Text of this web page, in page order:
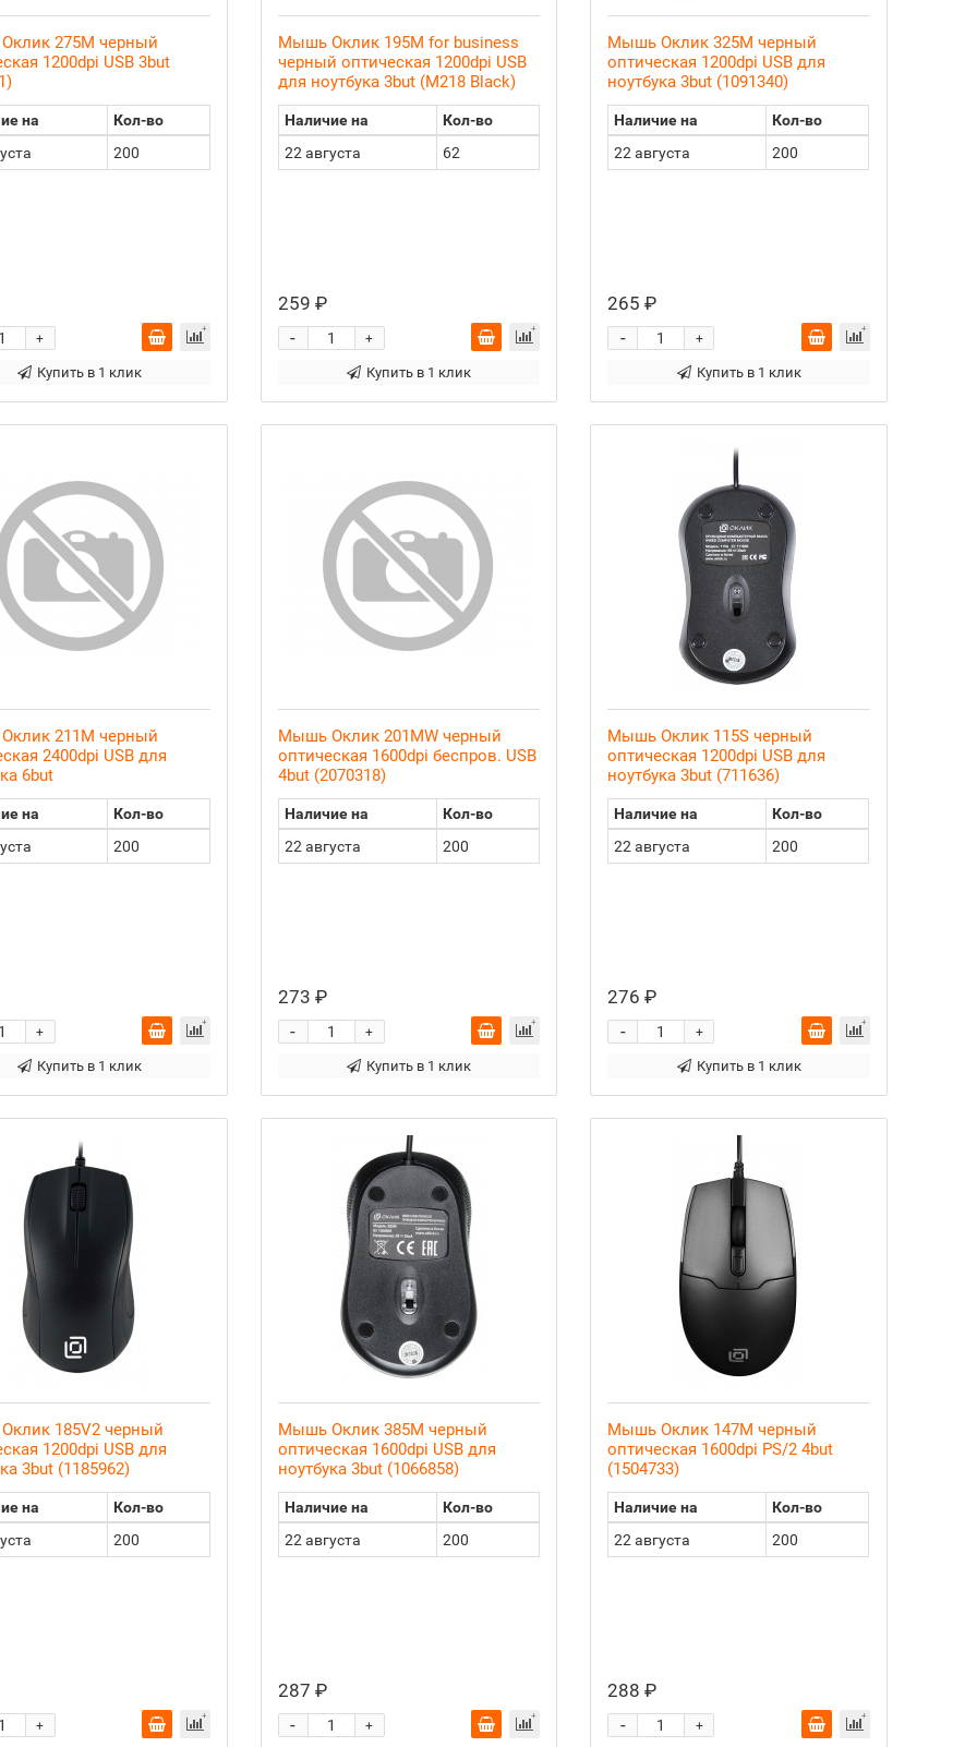
275M черный
1200dpi USB 3but
на
Кол-во
200
+
Купить в 1 клик
Мышь Оклик 195M for business
черный оптическая 1200dpi USB
для ноутбука 3but (M218 Black)
Наличие на
Кол-во
22 августа
62
259 ₽
+
-
Купить в 1 клик
Мышь Оклик 325M черный
оптическая 1200dpi USB для
ноутбука 3but (1091340)
Наличие на
Кол-во
22 августа
200
265 ₽
+
-
Купить в 1 клик
211M черный
2400dpi USB для
6but
на
Кол-во
200
+
Купить в 1 клик
Мышь Оклик 201MW черный
оптическая 1600dpi беспров. USB
4but (2070318)
Наличие на
Кол-во
22 августа
200
273 ₽
+
-
Купить в 1 клик
Мышь Оклик 115S черный
оптическая 1200dpi USB для
ноутбука 3but (711636)
Наличие на
Кол-во
22 августа
200
276 ₽
+
-
Купить в 1 клик
185V2 черный
1200dpi USB для
3but (1185962)
на
Кол-во
200
+
Мышь Оклик 385M черный
оптическая 1600dpi USB для
ноутбука 3but (1066858)
Наличие на
Кол-во
22 августа
200
287 ₽
+
-
Мышь Оклик 147M черный
оптическая 1600dpi PS/2 4but
(1504733)
Наличие на
Кол-во
22 августа
200
288 ₽
+
-